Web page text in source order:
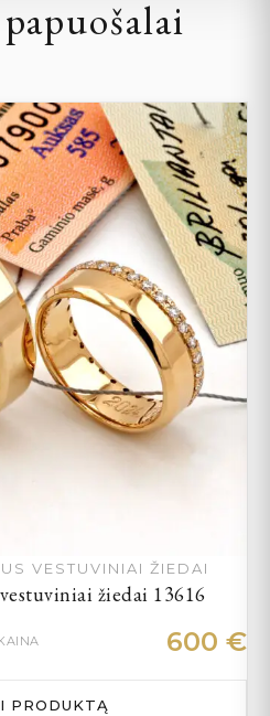
VESTUVINIAI ŽIEDAI
žiedai 13616
600 €
PRODUKTĄ